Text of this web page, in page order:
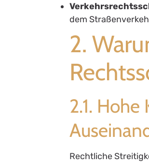
dem
2.
2.1.
Rechtliche